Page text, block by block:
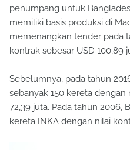
penumpang untuk
memiliki basis produksi di
memenangkan tender pada
kontrak sebesar USD 100,89
Sebelumnya, pada tahun
sebanyak 150 kereta dengan
72,39 juta. Pada tahun 2006,
kereta INKA dengan nilai